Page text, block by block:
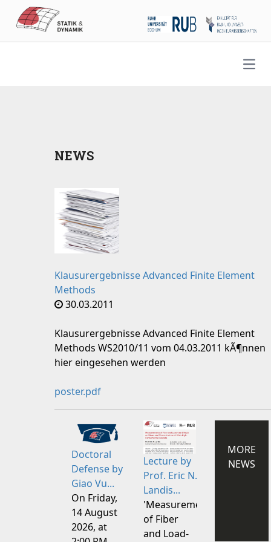
NEWS
Klausurergebnisse Advanced Finite Element
Methods
30.03.2011
Klausurergebnisse Advanced Finite Element
Methods WS2010/11 vom 04.03.2011 kÃ¶nnen
hier eingesehen werden
poster.pdf
Doctoral
Defense by
Giao Vu...
On Friday,
14 August
2026, at
Lecture by
Prof. Eric N.
Landis...
'Measurements
of Fiber
and Load-
MORE
NEWS